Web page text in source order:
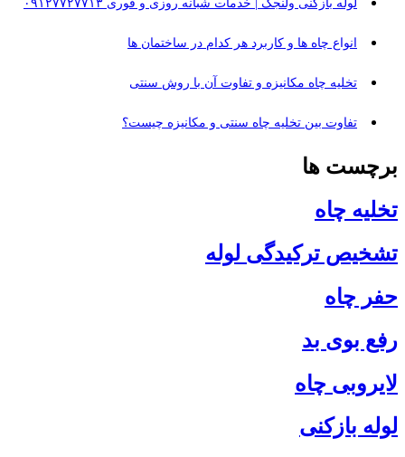
لوله بازکنی ولنجک | خدمات شبانه روزی و فوری ۰۹۱۲۷۷۲۷۷۱۳
انواع چاه‌ ها و کاربرد هر کدام در ساختمان‌ ها
تخلیه چاه مکانیزه و تفاوت آن با روش سنتی
تفاوت بین تخلیه چاه سنتی و مکانیزه چیست؟
برچست ها
تخلیه چاه
تشخیص ترکیدگی لوله
حفر چاه
رفع بوی بد
لایروبی چاه
لوله بازکنی